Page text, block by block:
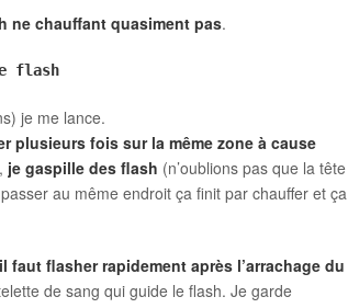
ne chauffant quasiment pas.
flash
je me lance.
plusieurs fois sur la même zone à cause
, je gaspille des flash (n’oublions pas que la tête
au même endroit ça finit par chauffer et ça
il faut flasher rapidement après l’arrachage du
de sang qui guide le flash. Je garde